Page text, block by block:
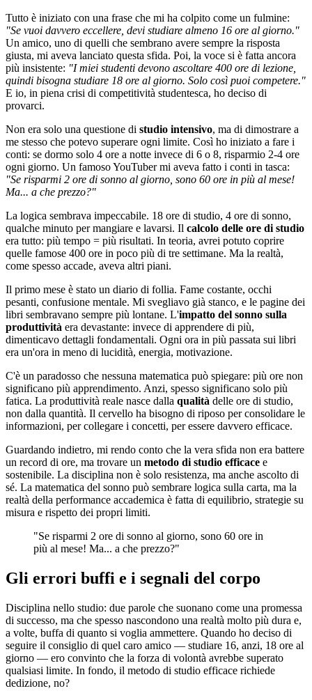
Tutto è iniziato con una frase che mi ha colpito come un fulmine:
"Se vuoi davvero eccellere, devi studiare almeno 16 ore al giorno."
Un amico, uno di quelli che sembrano avere sempre la risposta
giusta, mi aveva lanciato questa sfida. Poi, la voce si è fatta ancora
più insistente: "I miei studenti devono ascoltare 400 ore di lezione,
quindi bisogna studiare 18 ore al giorno. Solo così puoi competere."
E io, in piena crisi di competitività studentesca, ho deciso di
provarci.
Non era solo una questione di studio intensivo, ma di dimostrare a
me stesso che potevo superare ogni limite. Così ho iniziato a fare i
conti: se dormo solo 4 ore a notte invece di 6 o 8, risparmio 2-4 ore
ogni giorno. Un famoso YouTuber mi aveva fatto i conti in tasca:
"Se risparmi 2 ore di sonno al giorno, sono 60 ore in più al mese!
Ma... a che prezzo?"
La logica sembrava impeccabile. 18 ore di studio, 4 ore di sonno,
qualche minuto per mangiare e lavarsi. Il calcolo delle ore di studio
era tutto: più tempo = più risultati. In teoria, avrei potuto coprire
quelle famose 400 ore in poco più di tre settimane. Ma la realtà,
come spesso accade, aveva altri piani.
Il primo mese è stato un diario di follia. Fame costante, occhi
pesanti, confusione mentale. Mi svegliavo già stanco, e le pagine dei
libri sembravano sempre più lontane. L'impatto del sonno sulla
produttività era devastante: invece di apprendere di più,
dimenticavo dettagli fondamentali. Ogni ora in più passata sui libri
era un'ora in meno di lucidità, energia, motivazione.
C'è un paradosso che nessuna matematica può spiegare: più ore non
significano più apprendimento. Anzi, spesso significano solo più
fatica. La produttività reale nasce dalla qualità delle ore di studio,
non dalla quantità. Il cervello ha bisogno di riposo per consolidare le
informazioni, per collegare i concetti, per essere davvero efficace.
Guardando indietro, mi rendo conto che la vera sfida non era battere
un record di ore, ma trovare un metodo di studio efficace e
sostenibile. La disciplina non è solo resistenza, ma anche ascolto di
sé. La matematica del sonno può sembrare logica sulla carta, ma la
realtà della performance accademica è fatta di equilibrio, strategie su
misura e rispetto dei propri limiti.
"Se risparmi 2 ore di sonno al giorno, sono 60 ore in
più al mese! Ma... a che prezzo?"
Gli errori buffi e i segnali del corpo
Disciplina nello studio: due parole che suonano come una promessa
di successo, ma che spesso nascondono una realtà molto più dura e,
a volte, buffa di quanto si voglia ammettere. Quando ho deciso di
seguire il consiglio di quel caro amico — studiare 16, anzi, 18 ore al
giorno — ero convinto che la forza di volontà avrebbe superato
qualsiasi limite. In fondo, il metodo di studio efficace richiede
dedizione, no?